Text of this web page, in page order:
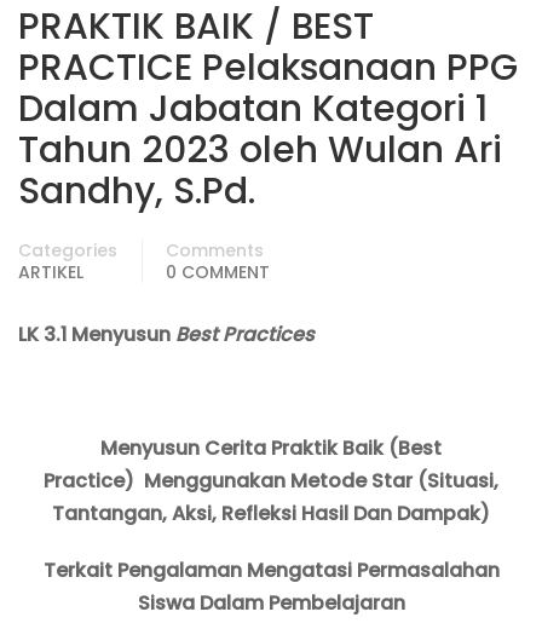
PRAKTIK BAIK / BEST
PRACTICE Pelaksanaan PPG
Dalam Jabatan Kategori 1
Tahun 2023 oleh Wulan Ari
Sandhy, S.Pd.
Categories
ARTIKEL
Comments
0 COMMENT
LK 3.1 Menyusun Best Practices
Menyusun Cerita Praktik Baik(Best
Practice) Menggunakan Metode Star (Situasi,
Tantangan, Aksi, Refleksi Hasil Dan Dampak)
Terkait Pengalaman Mengatasi Permasalahan
Siswa Dalam Pembelajaran